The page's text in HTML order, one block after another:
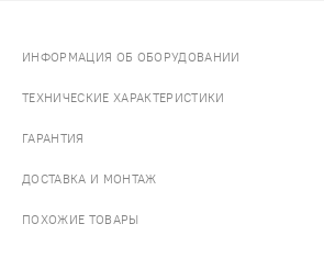
ИНФОРМАЦИЯ ОБ ОБОРУДОВАНИИ
ТЕХНИЧЕСКИЕ ХАРАКТЕРИСТИКИ
ГАРАНТИЯ
ДОСТАВКА И МОНТАЖ
ПОХОЖИЕ ТОВАРЫ